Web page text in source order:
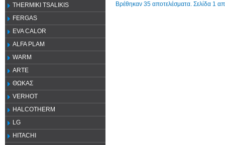
THERMIKI TSALIKIS
FERGAS
EVA CALOR
ALFA PLAM
WARM
ARTE
ΘΩΚΑΣ
VERHOT
HALCOTHERM
LG
HITACHI
Βρέθηκαν 35 αποτελέσματα. Σελίδα 1